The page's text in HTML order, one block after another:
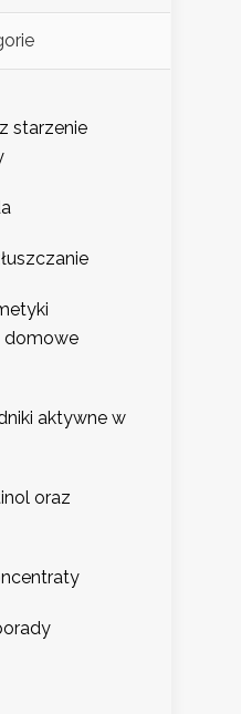
starzenie
domowe
aktywne w
oraz